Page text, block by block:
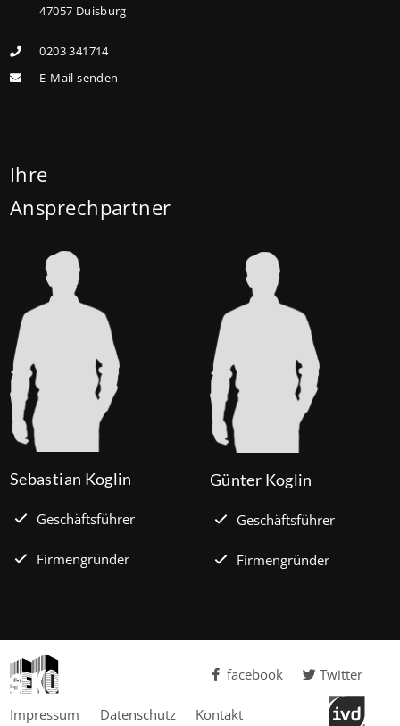
Familien mit einem Kind steigt der
Euro, für Familien mit zwei Kindern auf 160.000 Euro
(vorher: 125.000 Euro) und für Familien mit drei und
Heute liegt der Zinssatz für ein Darlehen mit 35
Prozent effektiv. (mehr …)
47057 Duisburg
0203 341714
E-Mail senden
Ihre
Ansprechpartner
Sebastian Koglin
Geschäftsführer
Firmengründer
Günter Koglin
Geschäftsführer
Firmengründer
facebook Twitter
Impressum Datenschutz Kontakt